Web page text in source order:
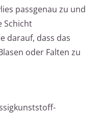
passgenau zu und
Schicht
darauf, dass das
oder Falten zu